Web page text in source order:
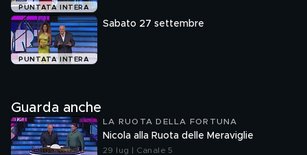
PUNTATA INTERA
PUNTATA INTERA
Sabato 27 settembre
Guarda anche
LA RUOTA DELLA FORTUNA
Nicola alla Ruota delle Meraviglie
29 lug | Canale 5